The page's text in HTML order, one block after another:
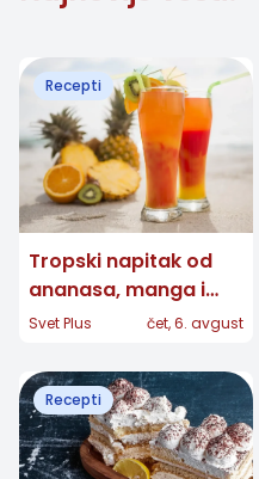
Recepti
Tropski napitak od
ananasa, manga i
narandže: Osveženje
minuta
Svet Plus čet, 6. avgust
Recepti